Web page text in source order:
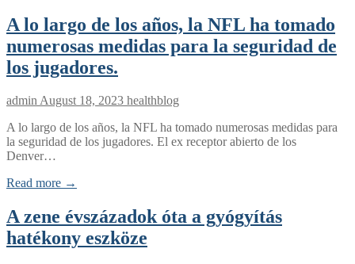
A lo largo de los años, la NFL ha tomado
numerosas medidas para la seguridad de
los jugadores.
adminAugust 18, 2023 healthblog
A lo largo de los años, la NFL ha tomado numerosas medidas para
la seguridad de los jugadores. El ex receptor abierto de los
Denver…
Read more →
A zene évszázadok óta a gyógyítás
hatékony eszköze